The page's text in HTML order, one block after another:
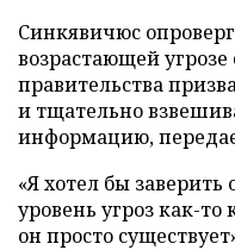
Синкявичюс
возрастающей угрозе
правительства
и тщательно
информацию,
«Я хотел бы
уровень угроз как-
он просто